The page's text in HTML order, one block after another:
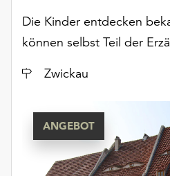
Informationen
finden
oder
Impressum
Die Kinder entdecken
können selbst Teil der
Ort
Zwickau
ANGEBOT